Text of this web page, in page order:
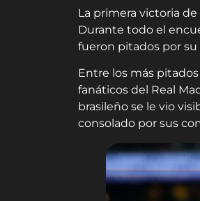
La primera victoria
Durante todo el
fueron pitados por su
Entre los más
fanáticos del Real
brasileño se le vio
consolado por sus